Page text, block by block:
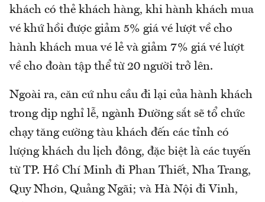
khách có thẻ khách hàng, khi hành khách mua
vé khứ hồi được giảm 5% giá vé lượt về cho
hành khách mua vé lẻ và giảm 7% giá vé lượt
về cho đoàn tập thể từ 20 người trở lên.
Ngoài ra, căn cứ nhu cầu đi lại của hành khách
trong dịp nghỉ lễ, ngành Đường sắt sẽ tổ chức
chạy tăng cường tàu khách đến các tỉnh có
lượng khách du lịch đông, đặc biệt là các tuyến
từ TP. Hồ Chí Minh đi Phan Thiết, Nha Trang,
Quy Nhơn, Quảng Ngãi; và Hà Nội đi Vinh,